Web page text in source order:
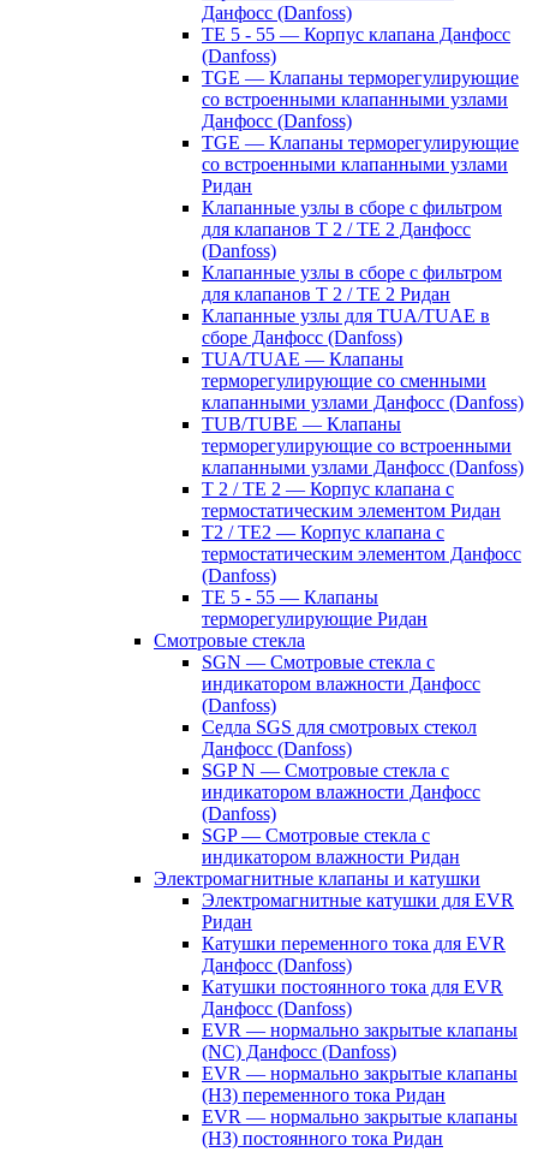
Данфосс (Danfoss)
TE 5 - 55 — Корпус клапана Данфосс
(Danfoss)
TGE — Клапаны терморегулирующие
со встроенными клапанными узлами
Данфосс (Danfoss)
TGE — Клапаны терморегулирующие
со встроенными клапанными узлами
Ридан
Клапанные узлы в сборе с фильтром
для клапанов T 2 / TE 2 Данфосс
(Danfoss)
Клапанные узлы в сборе с фильтром
для клапанов T 2 / TE 2 Ридан
Клапанные узлы для TUA/TUAE в
сборе Данфосс (Danfoss)
TUA/TUAE — Клапаны
терморегулирующие со сменными
клапанными узлами Данфосс (Danfoss)
TUB/TUBE — Клапаны
терморегулирующие со встроенными
клапанными узлами Данфосс (Danfoss)
T 2 / TE 2 — Корпус клапана с
термостатическим элементом Ридан
T2 / TE2 — Корпус клапана с
термостатическим элементом Данфосс
(Danfoss)
TE 5 - 55 — Клапаны
терморегулирующие Ридан
Смотровые стекла
SGN — Смотровые стекла с
индикатором влажности Данфосс
(Danfoss)
Седла SGS для смотровых стекол
Данфосс (Danfoss)
SGP N — Смотровые стекла с
индикатором влажности Данфосс
(Danfoss)
SGP — Смотровые стекла с
индикатором влажности Ридан
Электромагнитные клапаны и катушки
Электромагнитные катушки для EVR
Ридан
Катушки переменного тока для EVR
Данфосс (Danfoss)
Катушки постоянного тока для EVR
Данфосс (Danfoss)
EVR — нормально закрытые клапаны
(NC) Данфосс (Danfoss)
EVR — нормально закрытые клапаны
(НЗ) переменного тока Ридан
EVR — нормально закрытые клапаны
(НЗ) постоянного тока Ридан